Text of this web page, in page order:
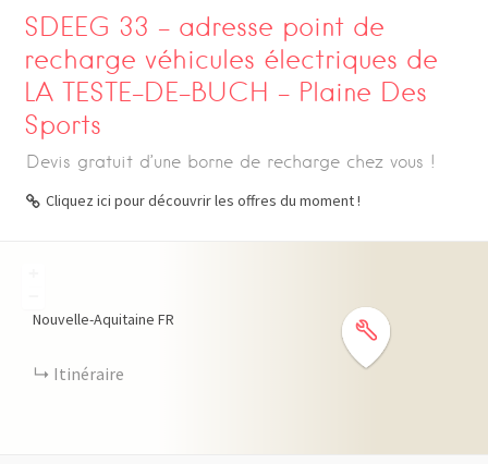
SDEEG 33 – adresse point de
recharge véhicules électriques de
LA TESTE-DE-BUCH – Plaine Des
Sports
Devis gratuit d’une borne de recharge chez vous !
Cliquez ici pour découvrir les offres du moment !
Nouvelle-Aquitaine FR
Itinéraire